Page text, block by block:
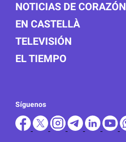
NOTICIAS DE CORAZÓN
EN CASTELLÀ
TELEVISIÓN
EL TIEMPO
Síguenos